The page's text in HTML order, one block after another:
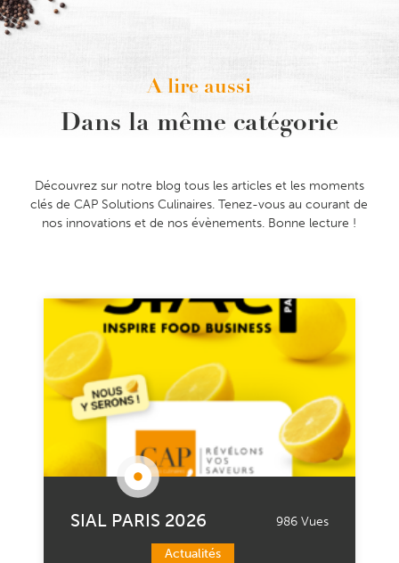
A lire aussi
Dans la même catégorie
Découvrez sur notre blog tous les articles et les moments
clés de CAP Solutions Culinaires. Tenez-vous au courant de
nos innovations et de nos évènements. Bonne lecture !
SIAL PARIS 2026 986 Vues
Actualités